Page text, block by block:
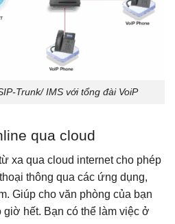
Trunk/ IMS với tổng đài VoiP
qua cloud
xa qua cloud internet cho phép
thông qua các ứng dụng,
Giúp cho văn phòng của bạn
hết. Bạn có thể làm việc ở